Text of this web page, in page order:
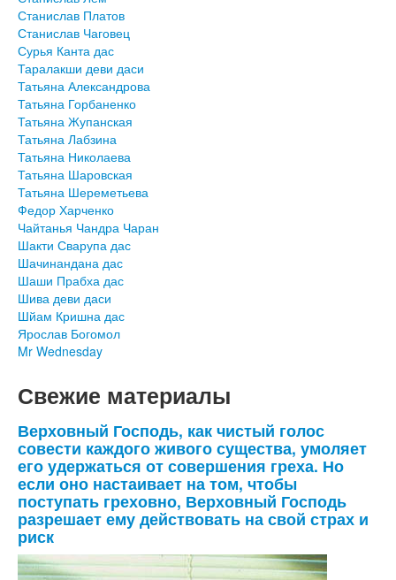
Станислав Платов
Станислав Чаговец
Сурья Канта дас
Таралакши деви даси
Татьяна Александрова
Татьяна Горбаненко
Татьяна Жупанская
Татьяна Лабзина
Татьяна Николаева
Татьяна Шаровская
Татьяна Шереметьева
Федор Харченко
Чайтанья Чандра Чаран
Шакти Сварупа дас
Шачинандана дас
Шаши Прабха дас
Шива деви даси
Шйам Кришна дас
Ярослав Богомол
Mr Wednesday
Свежие материалы
Верховный Господь, как чистый голос
совести каждого живого существа, умоляет
его удержаться от совершения греха. Но
если оно настаивает на том, чтобы
поступать греховно, Верховный Господь
разрешает ему действовать на свой страх и
риск